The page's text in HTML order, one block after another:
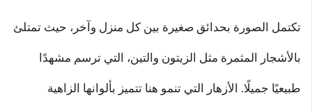
تكتمل الصورة بحدائق صغيرة بين كل منزل وآخر، حيث تمتلئ
بالأشجار المثمرة مثل الزيتون والتين، التي ترسم مشهدًا
طبيعيًا جميلًا. الأزهار التي تنمو هنا تتميز بألوانها الزاهية